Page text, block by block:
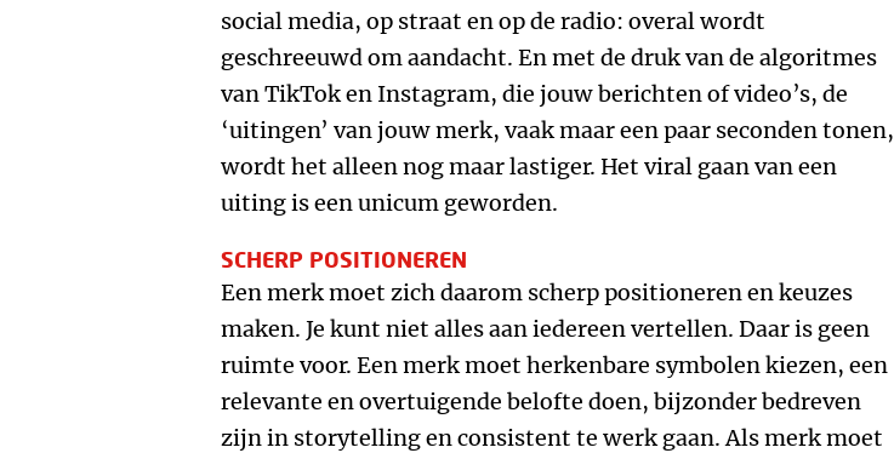
social media, op straat en op de radio: overal wordt
geschreeuwd om aandacht. En met de druk van de algoritmes
van TikTok en Instagram, die jouw berichten of video’s, de
‘uitingen’ van jouw merk, vaak maar een paar seconden tonen,
wordt het alleen nog maar lastiger. Het viral gaan van een
uiting is een unicum geworden.
SCHERP POSITIONEREN
Een merk moet zich daarom scherp positioneren en keuzes
maken. Je kunt niet alles aan iedereen vertellen. Daar is geen
ruimte voor. Een merk moet herkenbare symbolen kiezen, een
relevante en overtuigende belofte doen, bijzonder bedreven
zijn in storytelling en consistent te werk gaan. Als merk moet